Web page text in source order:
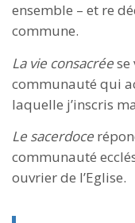
ensemble – et re
commune.
La vie consacréese
communauté qui
laquelle j’inscris
Le sacerdoce
communauté
ouvrier de l’Eglise.